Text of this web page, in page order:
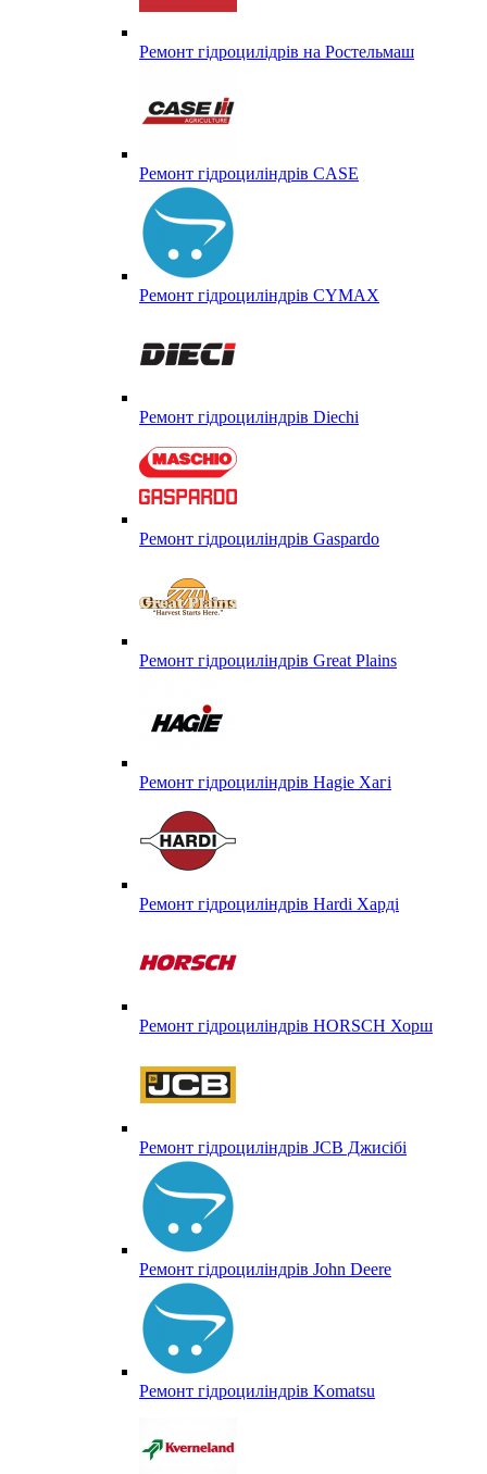
Ремонт гідроцилідрів на Ростельмаш
Ремонт гідроциліндрів CASE
Ремонт гідроциліндрів CYMAX
Ремонт гідроциліндрів Diechi
Ремонт гідроциліндрів Gaspardo
Ремонт гідроциліндрів Great Plains
Ремонт гідроциліндрів Hagie Хагі
Ремонт гідроциліндрів Hardi Харді
Ремонт гідроциліндрів HORSCH Хорш
Ремонт гідроциліндрів JCB Джисібі
Ремонт гідроциліндрів John Deere
Ремонт гідроциліндрів Komatsu